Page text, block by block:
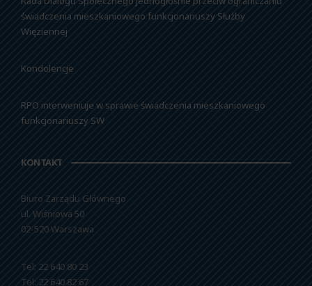
świadczenia mieszkaniowego funkcjonariuszy Służby
Więziennej
Kondolencje
RPO interweniuje w sprawie świadczenia mieszkaniowego
funkcjonariuszy SW
KONTAKT
Biuro Zarządu Głównego
ul. Wiśniowa 50
02-520 Warszawa
Tel: 22 640 80 23
Tel: 22 640 82 67